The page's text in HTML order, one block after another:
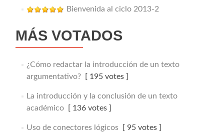
Bienvenida al ciclo 2013-2
MÁS VOTADOS
¿Cómo redactar la introducción de un texto
argumentativo?[ 195 votes ]
La introducción y la conclusión de un texto
académico[ 136 votes ]
Uso de conectores lógicos[ 95 votes ]